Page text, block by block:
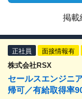
掲載
正社員 面接情報有
株式会社RSX
セールスエンジニ
帰可／有給取得率